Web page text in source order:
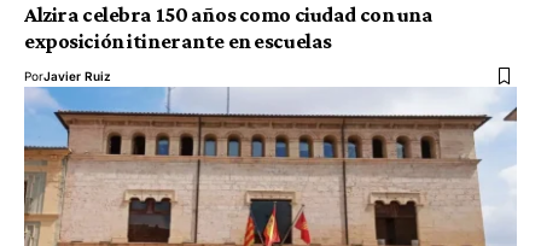
Alzira celebra 150 años como ciudad con una
exposición itinerante en escuelas
PorJavier Ruiz